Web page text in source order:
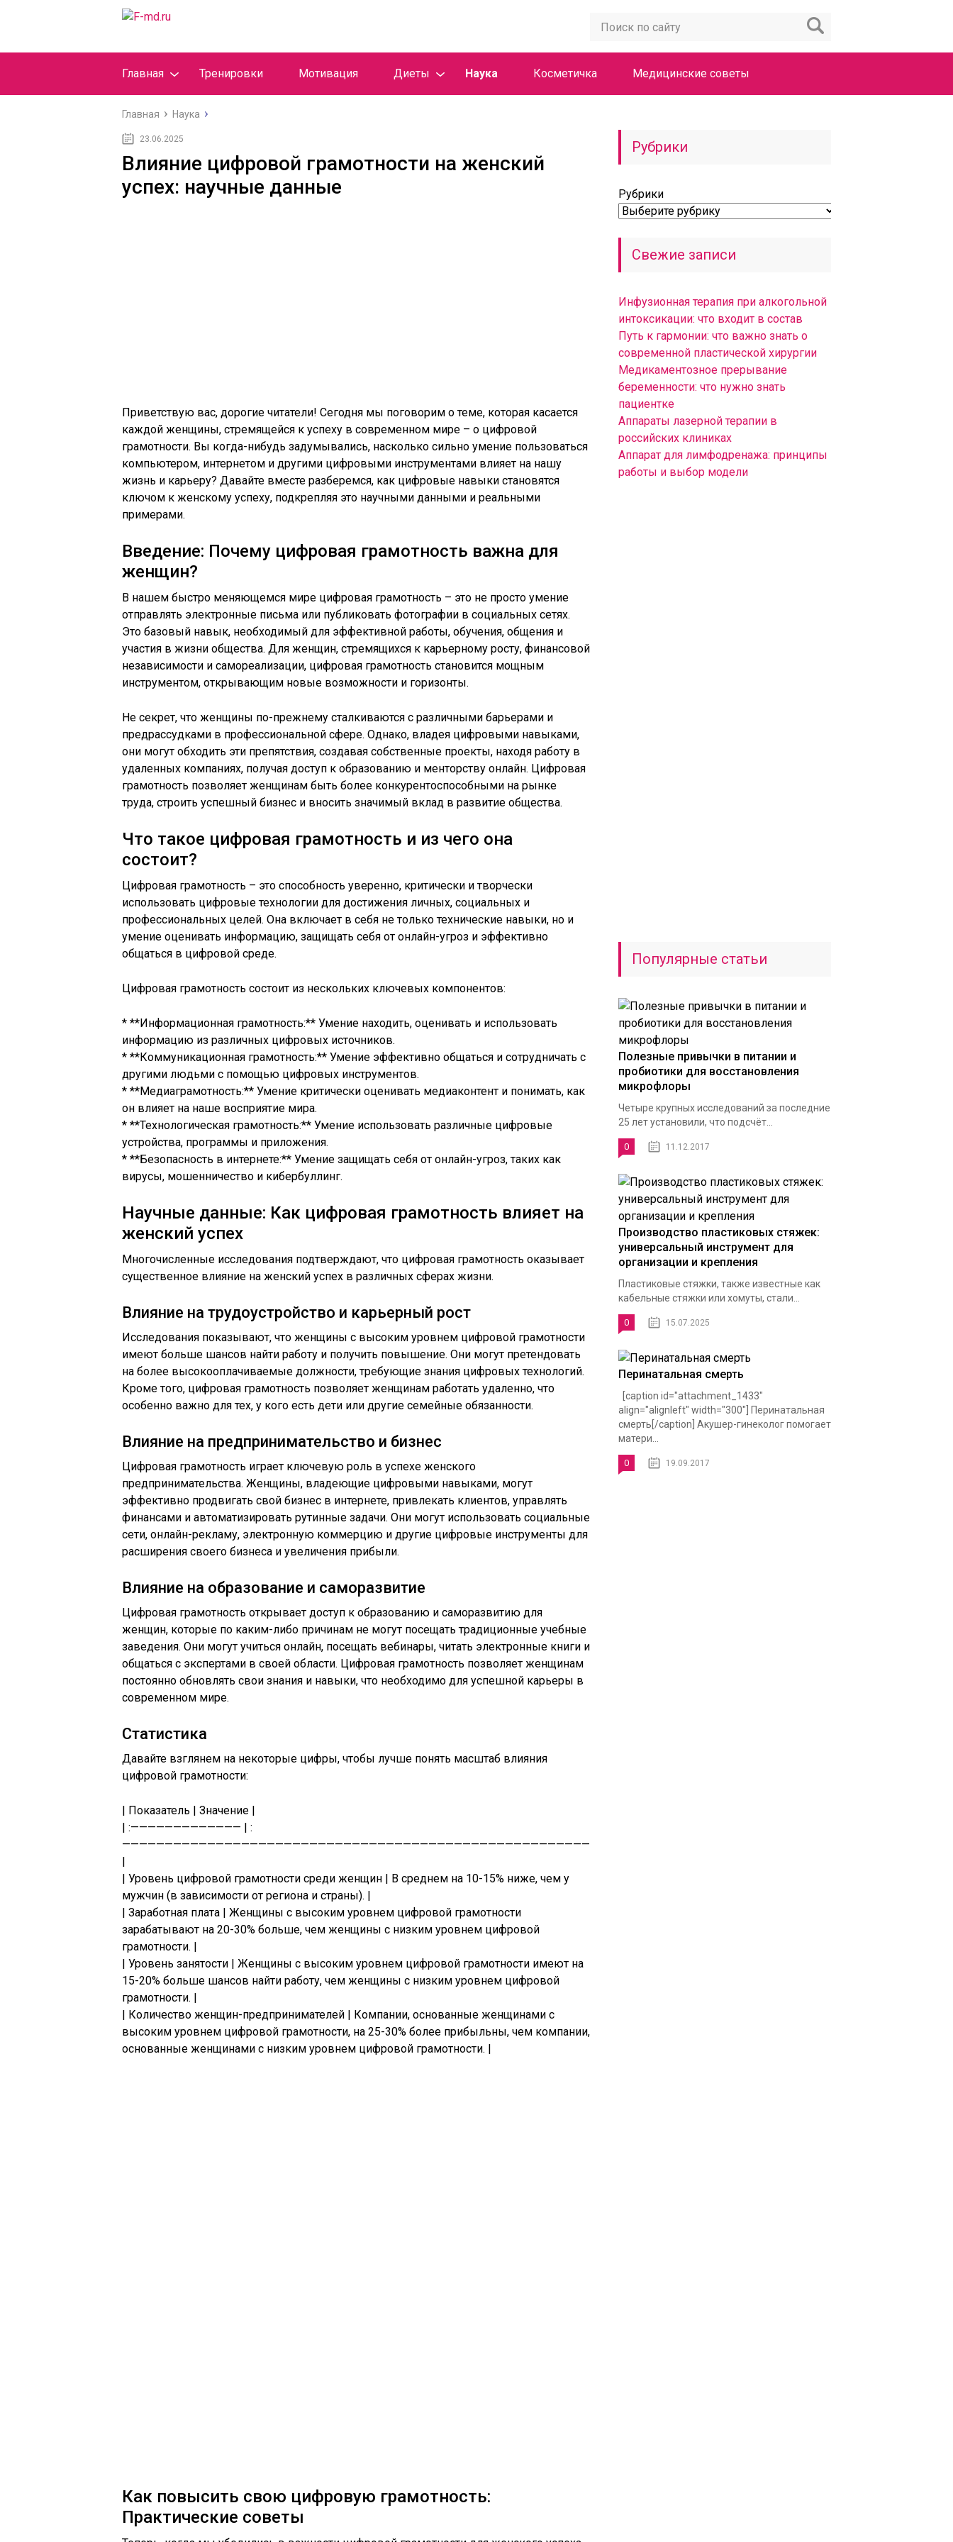
Главная Тренировки Мотивация Диеты Наука Косметичка Медицинские советы
Главная Наука
23.06.2025
Влияние цифровой грамотности на женский
успех: научные данные
Приветствую вас, дорогие читатели! Сегодня мы поговорим о теме, которая касается
каждой женщины, стремящейся к успеху в современном мире – о цифровой
грамотности. Вы когда-нибудь задумывались, насколько сильно умение пользоваться
компьютером, интернетом и другими цифровыми инструментами влияет на нашу
жизнь и карьеру? Давайте вместе разберемся, как цифровые навыки становятся
ключом к женскому успеху, подкрепляя это научными данными и реальными
примерами.
Введение: Почему цифровая грамотность важна для
женщин?
В нашем быстро меняющемся мире цифровая грамотность – это не просто умение
отправлять электронные письма или публиковать фотографии в социальных сетях.
Это базовый навык, необходимый для эффективной работы, обучения, общения и
участия в жизни общества. Для женщин, стремящихся к карьерному росту, финансовой
независимости и самореализации, цифровая грамотность становится мощным
инструментом, открывающим новые возможности и горизонты.
Не секрет, что женщины по-прежнему сталкиваются с различными барьерами и
предрассудками в профессиональной сфере. Однако, владея цифровыми навыками,
они могут обходить эти препятствия, создавая собственные проекты, находя работу в
удаленных компаниях, получая доступ к образованию и менторству онлайн. Цифровая
грамотность позволяет женщинам быть более конкурентоспособными на рынке
труда, строить успешный бизнес и вносить значимый вклад в развитие общества.
Что такое цифровая грамотность и из чего она
состоит?
Цифровая грамотность – это способность уверенно, критически и творчески
использовать цифровые технологии для достижения личных, социальных и
профессиональных целей. Она включает в себя не только технические навыки, но и
умение оценивать информацию, защищать себя от онлайн-угроз и эффективно
общаться в цифровой среде.
Цифровая грамотность состоит из нескольких ключевых компонентов:
* **Информационная грамотность:** Умение находить, оценивать и использовать
информацию из различных цифровых источников.
* **Коммуникационная грамотность:** Умение эффективно общаться и сотрудничать с
другими людьми с помощью цифровых инструментов.
* **Медиаграмотность:** Умение критически оценивать медиаконтент и понимать, как
он влияет на наше восприятие мира.
* **Технологическая грамотность:** Умение использовать различные цифровые
устройства, программы и приложения.
* **Безопасность в интернете:** Умение защищать себя от онлайн-угроз, таких как
вирусы, мошенничество и кибербуллинг.
Научные данные: Как цифровая грамотность влияет на
женский успех
Многочисленные исследования подтверждают, что цифровая грамотность оказывает
существенное влияние на женский успех в различных сферах жизни.
Влияние на трудоустройство и карьерный рост
Исследования показывают, что женщины с высоким уровнем цифровой грамотности
имеют больше шансов найти работу и получить повышение. Они могут претендовать
на более высокооплачиваемые должности, требующие знания цифровых технологий.
Кроме того, цифровая грамотность позволяет женщинам работать удаленно, что
особенно важно для тех, у кого есть дети или другие семейные обязанности.
Влияние на предпринимательство и бизнес
Цифровая грамотность играет ключевую роль в успехе женского
предпринимательства. Женщины, владеющие цифровыми навыками, могут
эффективно продвигать свой бизнес в интернете, привлекать клиентов, управлять
финансами и автоматизировать рутинные задачи. Они могут использовать социальные
сети, онлайн-рекламу, электронную коммерцию и другие цифровые инструменты для
расширения своего бизнеса и увеличения прибыли.
Влияние на образование и саморазвитие
Цифровая грамотность открывает доступ к образованию и саморазвитию для
женщин, которые по каким-либо причинам не могут посещать традиционные учебные
заведения. Они могут учиться онлайн, посещать вебинары, читать электронные книги и
общаться с экспертами в своей области. Цифровая грамотность позволяет женщинам
постоянно обновлять свои знания и навыки, что необходимо для успешной карьеры в
современном мире.
Статистика
Давайте взглянем на некоторые цифры, чтобы лучше понять масштаб влияния
цифровой грамотности:
| Показатель | Значение |
| :————————————— | :
——————————————————————————————————————————————————————————————————————————————————————
|
| Уровень цифровой грамотности среди женщин | В среднем на 10-15% ниже, чем у
мужчин (в зависимости от региона и страны). |
| Заработная плата | Женщины с высоким уровнем цифровой грамотности
зарабатывают на 20-30% больше, чем женщины с низким уровнем цифровой
грамотности. |
| Уровень занятости | Женщины с высоким уровнем цифровой грамотности имеют на
15-20% больше шансов найти работу, чем женщины с низким уровнем цифровой
грамотности. |
| Количество женщин-предпринимателей | Компании, основанные женщинами с
высоким уровнем цифровой грамотности, на 25-30% более прибыльны, чем компании,
основанные женщинами с низким уровнем цифровой грамотности. |
Как повысить свою цифровую грамотность:
Практические советы
Рубрики
Рубрики
Свежие записи
Инфузионная терапия при алкогольной
интоксикации: что входит в состав
Путь к гармонии: что важно знать о
современной пластической хирургии
Медикаментозное прерывание
беременности: что нужно знать
пациентке
Аппараты лазерной терапии в
российских клиниках
Аппарат для лимфодренажа: принципы
работы и выбор модели
Популярные статьи
Полезные привычки в питании и
пробиотики для восстановления
микрофлоры
Четыре крупных исследований за последние
25 лет установили, что подсчёт...
0 11.12.2017
Производство пластиковых стяжек:
универсальный инструмент для
организации и крепления
Пластиковые стяжки, также известные как
кабельные стяжки или хомуты, стали...
0 15.07.2025
Перинатальная смерть
[caption id="attachment_1433"
align="alignleft" width="300"] Перинатальная
смерть[/caption] Акушер-гинеколог помогает
матери...
0 19.09.2017